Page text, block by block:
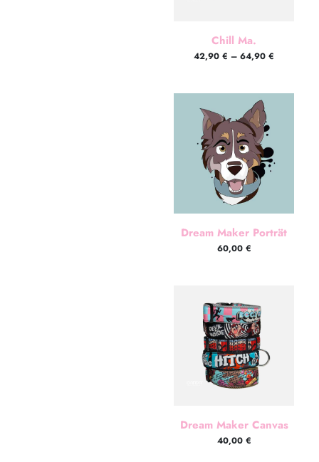
Chill Ma.
42,90 € – 64,90 €
Dream Maker Porträt
60,00 €
Dream Maker Canvas
40,00 €